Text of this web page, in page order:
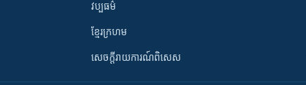
វប្បធម៌
ខ្មែរក្រហម
សេចក្តីរាយការណ៍ពិសេស